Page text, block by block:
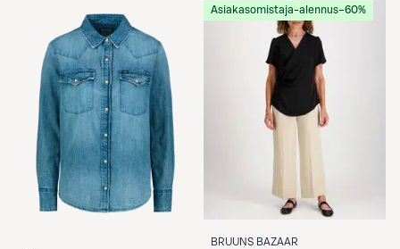
Asiakasomistaja-alennus−60%
BRUUNS BAZAAR